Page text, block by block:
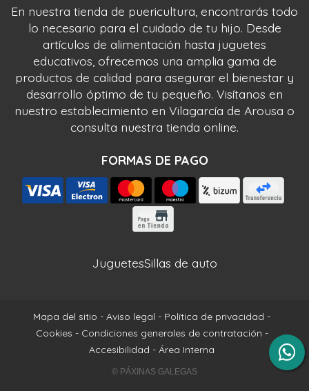
En nuestra tienda de puericultura, encontrarás todo
lo necesario para el cuidado de tu hijo. Desde
artículos de alimentación hasta juguetes
educativos, ofrecemos una amplia gama de
productos de calidad para asegurar el bienestar y
desarrollo óptimo de tu pequeño. Visítanos en
nuestro establecimiento en Vilagarcía de Arousa o
consulta nuestra tienda online.
FORMAS DE PAGO
JuguetesSillas de auto
Mapa del sitio - Aviso legal - Política de privacidad -
Cookies - Condiciones generales de contratación -
Accesibilidad - Área Interna
© PÁXINAS GALEGAS